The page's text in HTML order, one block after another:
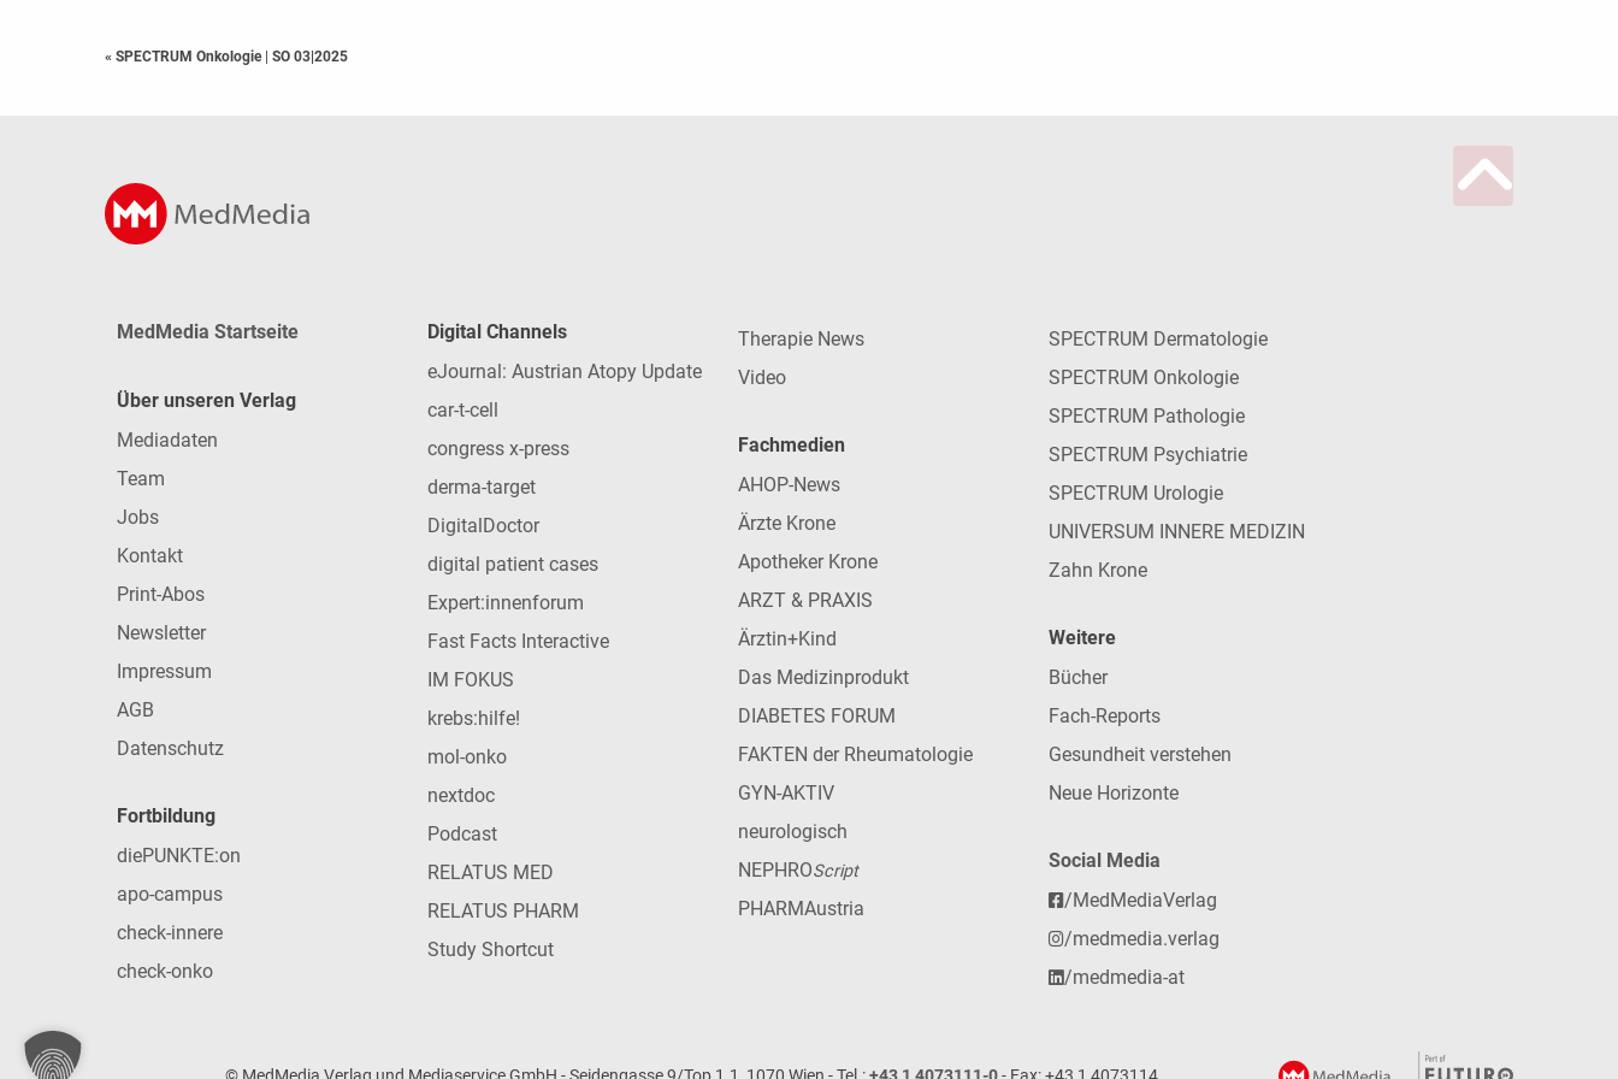
« SPECTRUM Onkologie | SO 03|2025
MedMedia Startseite
Über unseren Verlag
Mediadaten
Team
Jobs
Kontakt
Print-Abos
Newsletter
Impressum
AGB
Datenschutz
Fortbildung
diePUNKTE:on
apo-campus
check-innere
check-onko
Digital Channels
eJournal: Austrian Atopy Update
car-t-cell
congress x-press
derma-target
DigitalDoctor
digital patient cases
Expert:innenforum
Fast Facts Interactive
IM FOKUS
krebs:hilfe!
mol-onko
nextdoc
Podcast
RELATUS MED
RELATUS PHARM
Study Shortcut
Therapie News
Video
Fachmedien
AHOP-News
Ärzte Krone
Apotheker Krone
ARZT & PRAXIS
Ärztin+Kind
Das Medizinprodukt
DIABETES FORUM
FAKTEN der Rheumatologie
GYN-AKTIV
neurologisch
NEPHROScript
PHARMAustria
SPECTRUM Dermatologie
SPECTRUM Onkologie
SPECTRUM Pathologie
SPECTRUM Psychiatrie
SPECTRUM Urologie
UNIVERSUM INNERE MEDIZIN
Zahn Krone
Weitere
Bücher
Fach-Reports
Gesundheit verstehen
Neue Horizonte
Social Media
/MedMediaVerlag
/medmedia.verlag
/medmedia-at